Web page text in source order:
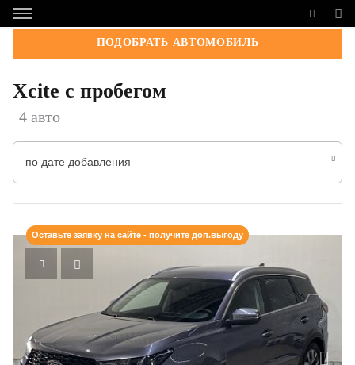
ПОДОБРАТЬ АВТОМОБИЛЬ
Xcite с пробегом
4 авто
по дате добавления
Оставьте заявку на сайте - получите доп.выгоду